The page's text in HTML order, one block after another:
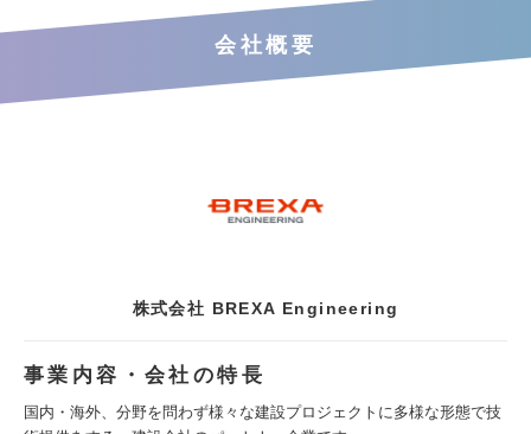
会社概要
株式会社 BREXA Engineering
事業内容・会社の特長
国内・海外、分野を問わず様々な建設プロジェクトに多様な形態で技